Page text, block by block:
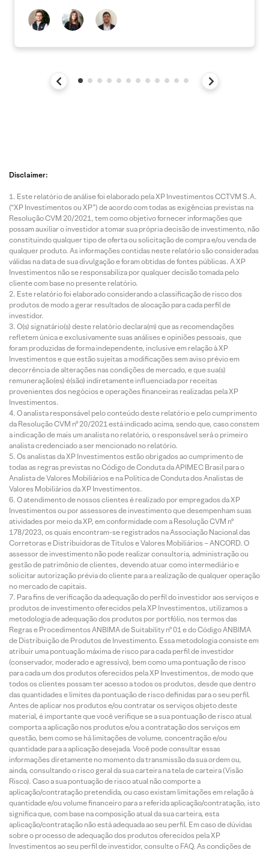
Disclaimer:
Este relatório de análise foi elaborado pela XP Investimentos CCTVM S.A.
(“XP Investimentos ou XP”) de acordo com todas as exigências previstas na
Resolução CVM 20/2021, tem como objetivo fornecer informações que
possam auxiliar o investidor a tomar sua própria decisão de investimento, não
constituindo qualquer tipo de oferta ou solicitação de compra e/ou venda de
qualquer produto. As informações contidas neste relatório são consideradas
válidas na data de sua divulgação e foram obtidas de fontes públicas. A XP
Investimentos não se responsabiliza por qualquer decisão tomada pelo
cliente com base no presente relatório.
Este relatório foi elaborado considerando a classificação de risco dos
produtos de modo a gerar resultados de alocação para cada perfil de
investidor.
O(s) signatário(s) deste relatório declara(m) que as recomendações
refletem única e exclusivamente suas análises e opiniões pessoais, que
foram produzidas de forma independente, inclusive em relação à XP
Investimentos e que estão sujeitas a modificações sem aviso prévio em
decorrência de alterações nas condições de mercado, e que sua(s)
remuneração(es) é(são) indiretamente influenciada por receitas
provenientes dos negócios e operações financeiras realizadas pela XP
Investimentos.
O analista responsável pelo conteúdo deste relatório e pelo cumprimento
da Resolução CVM nº 20/2021 está indicado acima, sendo que, caso constem
a indicação de mais um analista no relatório, o responsável será o primeiro
analista credenciado a ser mencionado no relatório.
Os analistas da XP Investimentos estão obrigados ao cumprimento de
todas as regras previstas no Código de Conduta da APIMEC Brasil para o
Analista de Valores Mobiliários e na Política de Conduta dos Analistas de
Valores Mobiliários da XP Investimentos.
O atendimento de nossos clientes é realizado por empregados da XP
Investimentos ou por assessores de investimento que desempenham suas
atividades por meio da XP, em conformidade com a Resolução CVM nº
178/2023, os quais encontram-se registrados na Associação Nacional das
Corretoras e Distribuidoras de Títulos e Valores Mobiliários – ANCORD. O
assessor de investimento não pode realizar consultoria, administração ou
gestão de patrimônio de clientes, devendo atuar como intermediário e
solicitar autorização prévia do cliente para a realização de qualquer operação
no mercado de capitais.
Para fins de verificação da adequação do perfil do investidor aos serviços e
produtos de investimento oferecidos pela XP Investimentos, utilizamos a
metodologia de adequação dos produtos por portfólio, nos termos das
Regras e Procedimentos ANBIMA de Suitability nº 01 e do Código ANBIMA
de Distribuição de Produtos de Investimento. Essa metodologia consiste em
atribuir uma pontuação máxima de risco para cada perfil de investidor
(conservador, moderado e agressivo), bem como uma pontuação de risco
para cada um dos produtos oferecidos pela XP Investimentos, de modo que
todos os clientes possam ter acesso a todos os produtos, desde que dentro
das quantidades e limites da pontuação de risco definidas para o seu perfil.
Antes de aplicar nos produtos e/ou contratar os serviços objeto deste
material, é importante que você verifique se a sua pontuação de risco atual
comporta a aplicação nos produtos e/ou a contratação dos serviços em
questão, bem como se há limitações de volume, concentração e/ou
quantidade para a aplicação desejada. Você pode consultar essas
informações diretamente no momento da transmissão da sua ordem ou,
ainda, consultando o risco geral da sua carteira na tela de carteira (Visão
Risco). Caso a sua pontuação de risco atual não comporte a
aplicação/contratação pretendida, ou caso existam limitações em relação à
quantidade e/ou volume financeiro para a referida aplicação/contratação, isto
significa que, com base na composição atual da sua carteira, esta
aplicação/contratação não está adequada ao seu perfil. Em caso de dúvidas
sobre o processo de adequação dos produtos oferecidos pela XP
Investimentos ao seu perfil de investidor, consulte o FAQ. As condições de